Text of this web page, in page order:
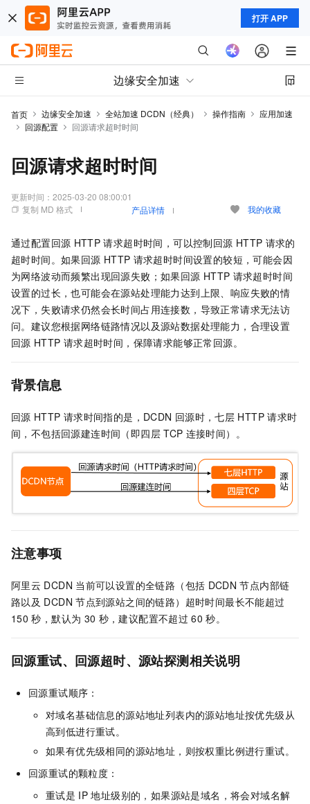
打开 APP
边缘安全加速
首页 边缘安全加速 全站加速 DCDN（经典） 操作指南
应用加速
回源配置
回源请求超时时间
回源请求超时时间
更新时间： 2025-03-20 08:00:01
复制 MD 格式
产品详情 我的收藏
通过配置回源 HTTP 请求超时时间，可以控制回源 HTTP 请求的
超时时间。如果回源 HTTP 请求超时时间设置的较短，可能会因
为网络波动而频繁出现回源失败；如果回源 HTTP 请求超时时间
设置的过长，也可能会在源站处理能力达到上限、响应失败的情
况下，失败请求仍然会长时间占用连接数，导致正常请求无法访
问。建议您根据网络链路情况以及源站数据处理能力，合理设置
回源 HTTP 请求超时时间，保障请求能够正常回源。
背景信息
回源 HTTP 请求时间指的是， DCDN 回源时，七层 HTTP 请求时
间，不包括回源建连时间（即四层 TCP 连接时间）。
注意事项
阿里云 DCDN 当前可以设置的全链路（包括 DCDN 节点内部链
路以及 DCDN 节点到源站之间的链路）超时时间最长不能超过
150 秒，默认为 30 秒，建议配置不超过 60 秒。
回源重试、回源超时、源站探测相关说明
回源重试顺序：
对域名基础信息的源站地址列表内的源站地址按优先级从
高到低进行重试。
如果有优先级相同的源站地址，则按权重比例进行重试。
回源重试的颗粒度：
重试是 IP 地址级别的，如果源站是域名，将会对域名解